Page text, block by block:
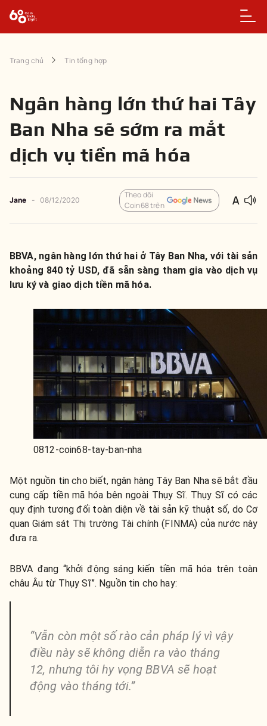
Trang chủ Tin tổng hợp
Ngân hàng lớn thứ hai Tây
Ban Nha sẽ sớm ra mắt
dịch vụ tiền mã hóa
Jane - 08/12/2020
Theo dõi
Coin68 trên
BBVA, ngân hàng lớn thứ hai ở Tây Ban Nha, với tài sản
khoảng 840 tỷ USD, đã sẵn sàng tham gia vào dịch vụ
lưu ký và giao dịch tiền mã hóa.
0812-coin68-tay-ban-nha
Một nguồn tin cho biết, ngân hàng Tây Ban Nha sẽ bắt đầu
cung cấp tiền mã hóa bên ngoài Thụy Sĩ. Thụy Sĩ có các
quy định tương đối toàn diện về tài sản kỹ thuật số, do Cơ
quan Giám sát Thị trường Tài chính (FINMA) của nước này
đưa ra.
BBVA đang “khởi động sáng kiến ​​tiền mã hóa trên toàn
châu Âu từ Thụy Sĩ”. Nguồn tin cho hay:
“Vẫn còn một số rào cản pháp lý vì vậy
điều này sẽ không diễn ra vào tháng
12, nhưng tôi hy vọng BBVA sẽ hoạt
động vào tháng tới.”